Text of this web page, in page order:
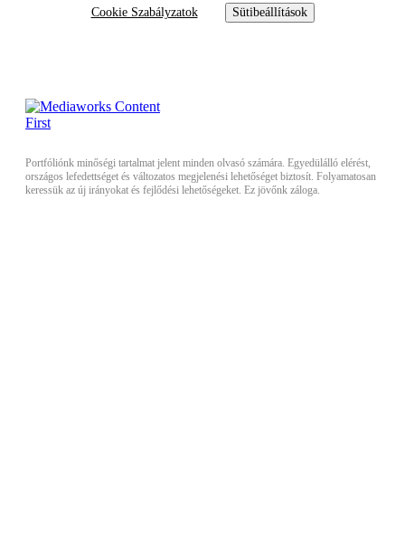
Cookie Szabályzatok Sütibeállítások
Portfóliónk minőségi tartalmat jelent minden olvasó számára. Egyedülálló elérést,
országos lefedettséget és változatos megjelenési lehetőséget biztosít. Folyamatosan
keressük az új irányokat és fejlődési lehetőségeket. Ez jövőnk záloga.